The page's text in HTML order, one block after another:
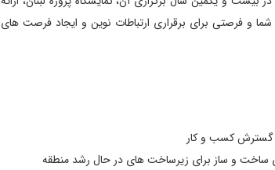
و فرصتی برای برقراری ارتباطات نوین و ایجاد فرصت های
و گسترش کسب و کار
ساخت و ساز برای زیرساخت های در حال رشد منطقه